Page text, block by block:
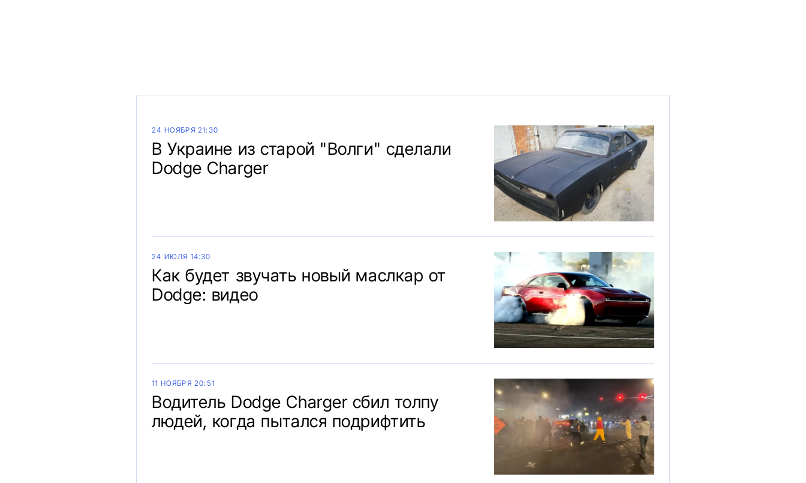
24 НОЯБРЯ 21:30
В Украине из старой "Волги" сделали
Dodge Charger
24 ИЮЛЯ 14:30
Как будет звучать новый маслкар от
Dodge: видео
11 НОЯБРЯ 20:51
Водитель Dodge Charger сбил толпу
людей, когда пытался подрифтить